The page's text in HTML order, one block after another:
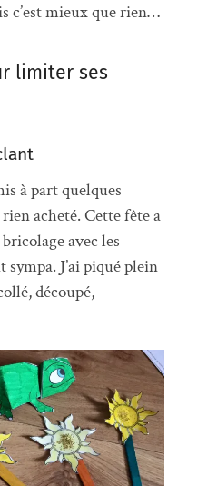
c’est mieux que rien…
limiter ses
à part quelques
acheté. Cette fête a
avec les
J’ai piqué plein
découpé,